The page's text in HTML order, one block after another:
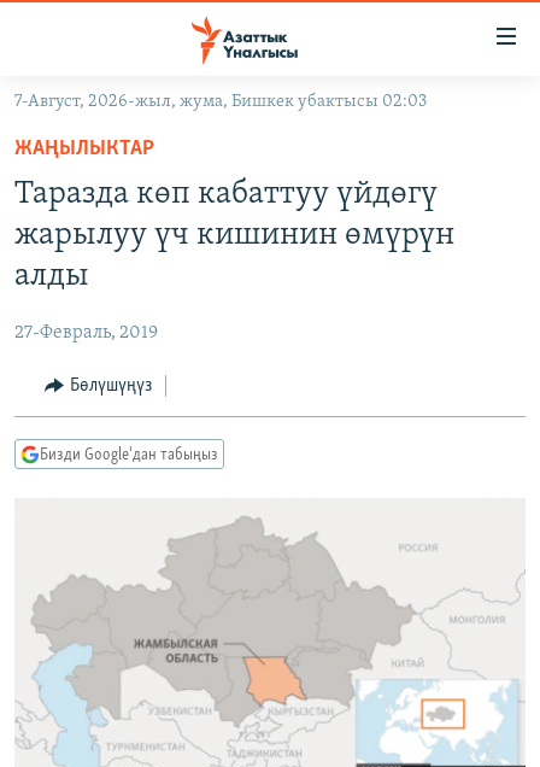
Навигацияга
өтүңүз
Издөөгө
салыңызКЫРГЫЗСТАН
МАДАНИЯТ
ДҮЙНӨ
УКРАИНА
ТВ ПРОГРАММАЛАР
БҮГҮН АЗАТТЫКТА
АЗАТТЫК+
ЫҢГАЙСЫЗ СУРООЛОР
ПОДКАСТ
ЭЕ/АРнун бардык сайттары
7-Август, 2026-жыл, жума, Бишкек убактысы 02:03
ЖАҢЫЛЫКТАР
Таразда көп кабаттуу үйдөгү
жарылуу үч кишинин өмүрүн
алды
27-Февраль, 2019
Бөлүшүңүз
Бизди Google'дан табыңыз